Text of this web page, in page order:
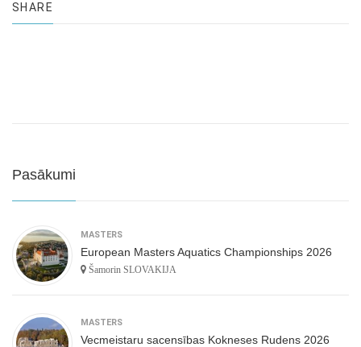
SHARE
Pasākumi
MASTERS
European Masters Aquatics Championships 2026
Šamorin SLOVAKIJA
MASTERS
Vecmeistaru sacensības Kokneses Rudens 2026